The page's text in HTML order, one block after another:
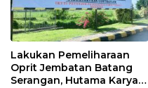
Lakukan Pemeliharaan
Oprit Jembatan Batang
Serangan, Hutama Karya